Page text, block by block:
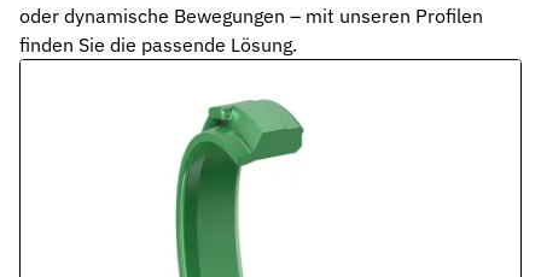
Über HP-Dichtungen
Das Unternehmen und Team kennenlernen
Was wir für Sie tun können
Nehmen Sie Kontakt mit uns auf
Ihre Karrieremöglichkeiten bei uns
oder dynamische Bewegungen – mit unseren Profilen
finden Sie die passende Lösung.